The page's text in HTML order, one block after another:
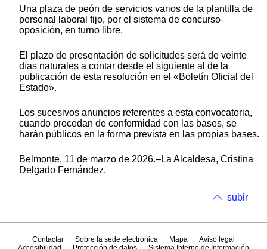
Una plaza de peón de servicios varios de la plantilla de
personal laboral fijo, por el sistema de concurso-
oposición, en turno libre.
El plazo de presentación de solicitudes será de veinte
días naturales a contar desde el siguiente al de la
publicación de esta resolución en el «Boletín Oficial del
Estado».
Los sucesivos anuncios referentes a esta convocatoria,
cuando procedan de conformidad con las bases, se
harán públicos en la forma prevista en las propias bases.
Belmonte, 11 de marzo de 2026.–La Alcaldesa, Cristina
Delgado Fernández.
subir
Contactar Sobre la sede electrónica Mapa
Aviso legal